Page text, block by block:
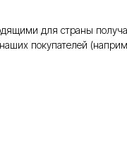
для страны
покупателей